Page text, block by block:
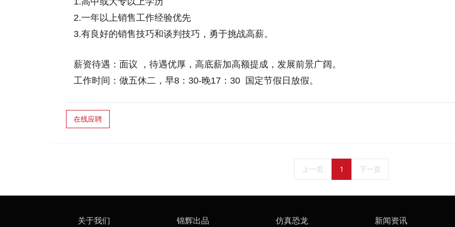
2.一年以上销售工作经验优先
3.有良好的销售技巧和谈判技巧，勇于挑战高薪。
薪资待遇：面议 ，待遇优厚，高底薪加高额提成，发展前景广阔。
工作时间：做五休二，早8：30-晚17：30 国定节假日放假。
在线应聘
上一页 1 下一页
关于我们 锦辉出品 仿真恐龙 新闻资讯